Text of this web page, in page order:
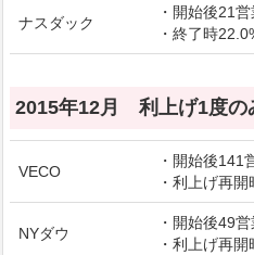
ナスダック
・開始後21
・終了時
2015年12月 利上げ1度の
VECO
・開始後141
・利上げ再
NYダウ
・開始後49
・利上げ再